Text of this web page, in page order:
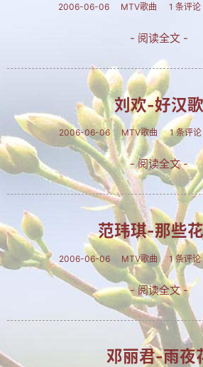
协会动态
养生保健
MTV歌曲
其他
关于拐翁
归档
链接
留言
返回旧版
历史留言
留言本
Yaner's blog
2006-06-06 MTV歌曲 1 条评论
- 阅读全文 -
刘欢-好汉歌
2006-06-06 MTV歌曲 1 条评论
- 阅读全文 -
范玮琪-那些
2006-06-06 MTV歌曲 1 条评论
- 阅读全文 -
邓丽君-雨夜